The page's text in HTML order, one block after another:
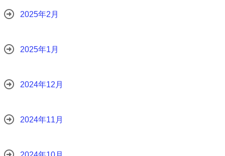
2025年2月
2025年1月
2024年12月
2024年11月